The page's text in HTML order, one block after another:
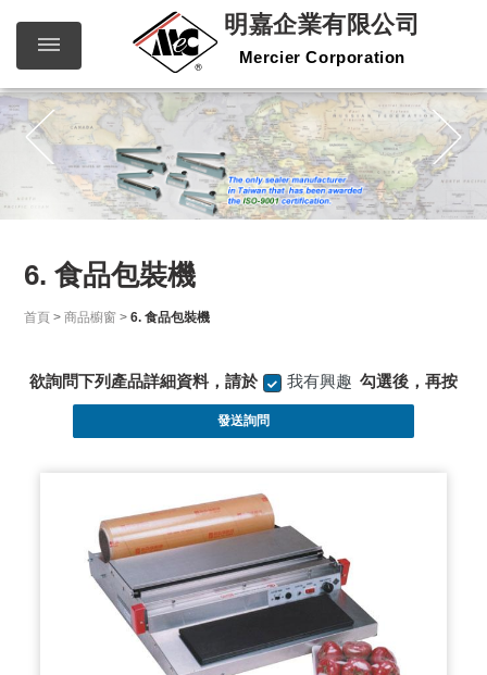
明嘉企
業有限
公司
Mercier
繁體中文 English
6. 食品包裝機
首頁 >商品櫥窗 >6. 食品包裝機
欲詢問下列產品詳細資料，請於 我有興趣 勾選後，再按
發送詢問
明嘉企業有限公司
Mercier Corporation